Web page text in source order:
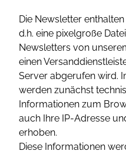
Die Newsletter enthalten
d.h. eine pixelgroße
Newsletters von
einen
Server abgerufen wird.
werden zunächst
Informationen zum
auch Ihre IP-Adresse
erhoben.
Diese Informationen